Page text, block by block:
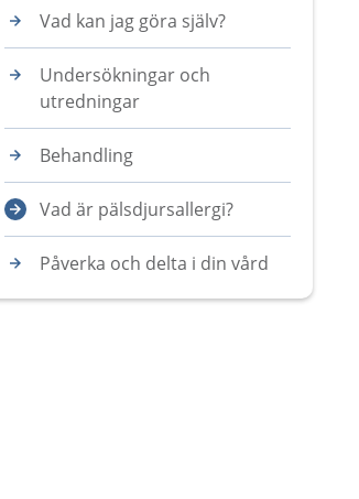
Vad kan jag göra själv?
Undersökningar och
utredningar
Behandling
Vad är pälsdjursallergi?
Påverka och delta i din vård